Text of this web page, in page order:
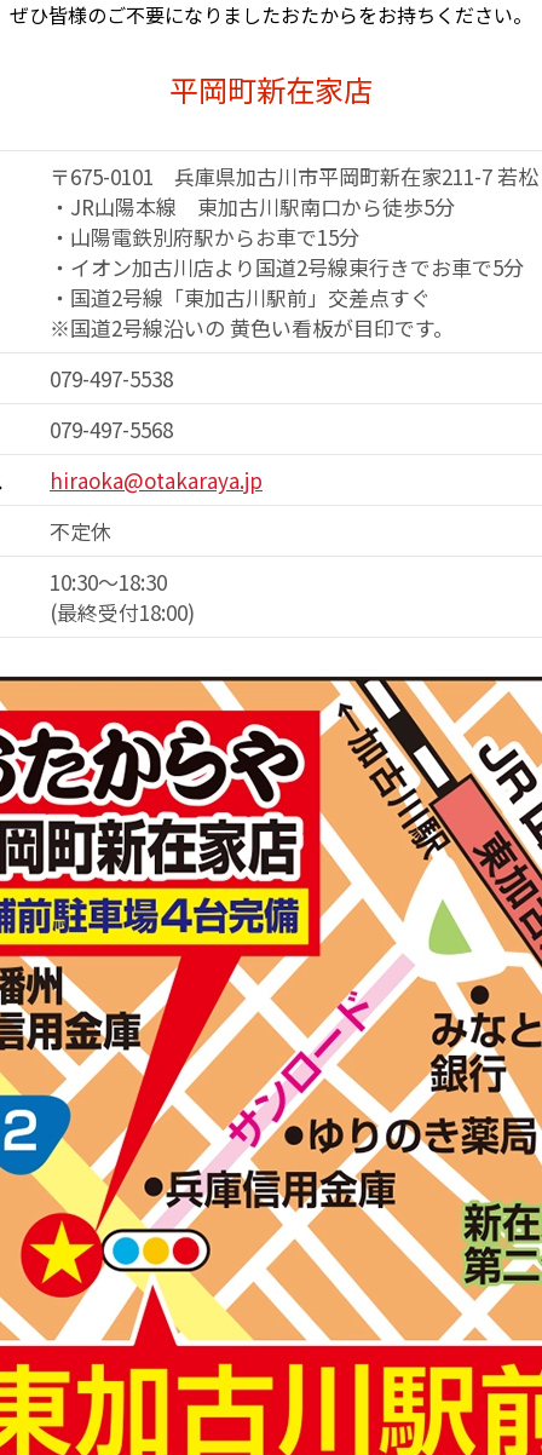
ぜひ皆様のご不要になりましたおたからをお持ちください。
平岡町新在家店
〒675-0101 兵庫県加古川市平岡町新在家211-7 若
・JR山陽本線 東加古川駅南口から徒歩5分
・山陽電鉄別府駅からお車で15分
・イオン加古川店より国道2号線東行きでお車で5分
・国道2号線「東加古川駅前」交差点すぐ
※国道2号線沿いの 黄色い看板が目印です。
079-497-5538
079-497-5568
hiraoka@otakaraya.jp
不定休
10:30～18:30
(最終受付18:00)